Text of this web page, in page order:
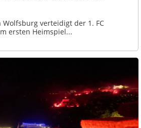
Wolfsburg verteidigt der 1. FC
ersten Heimspiel...